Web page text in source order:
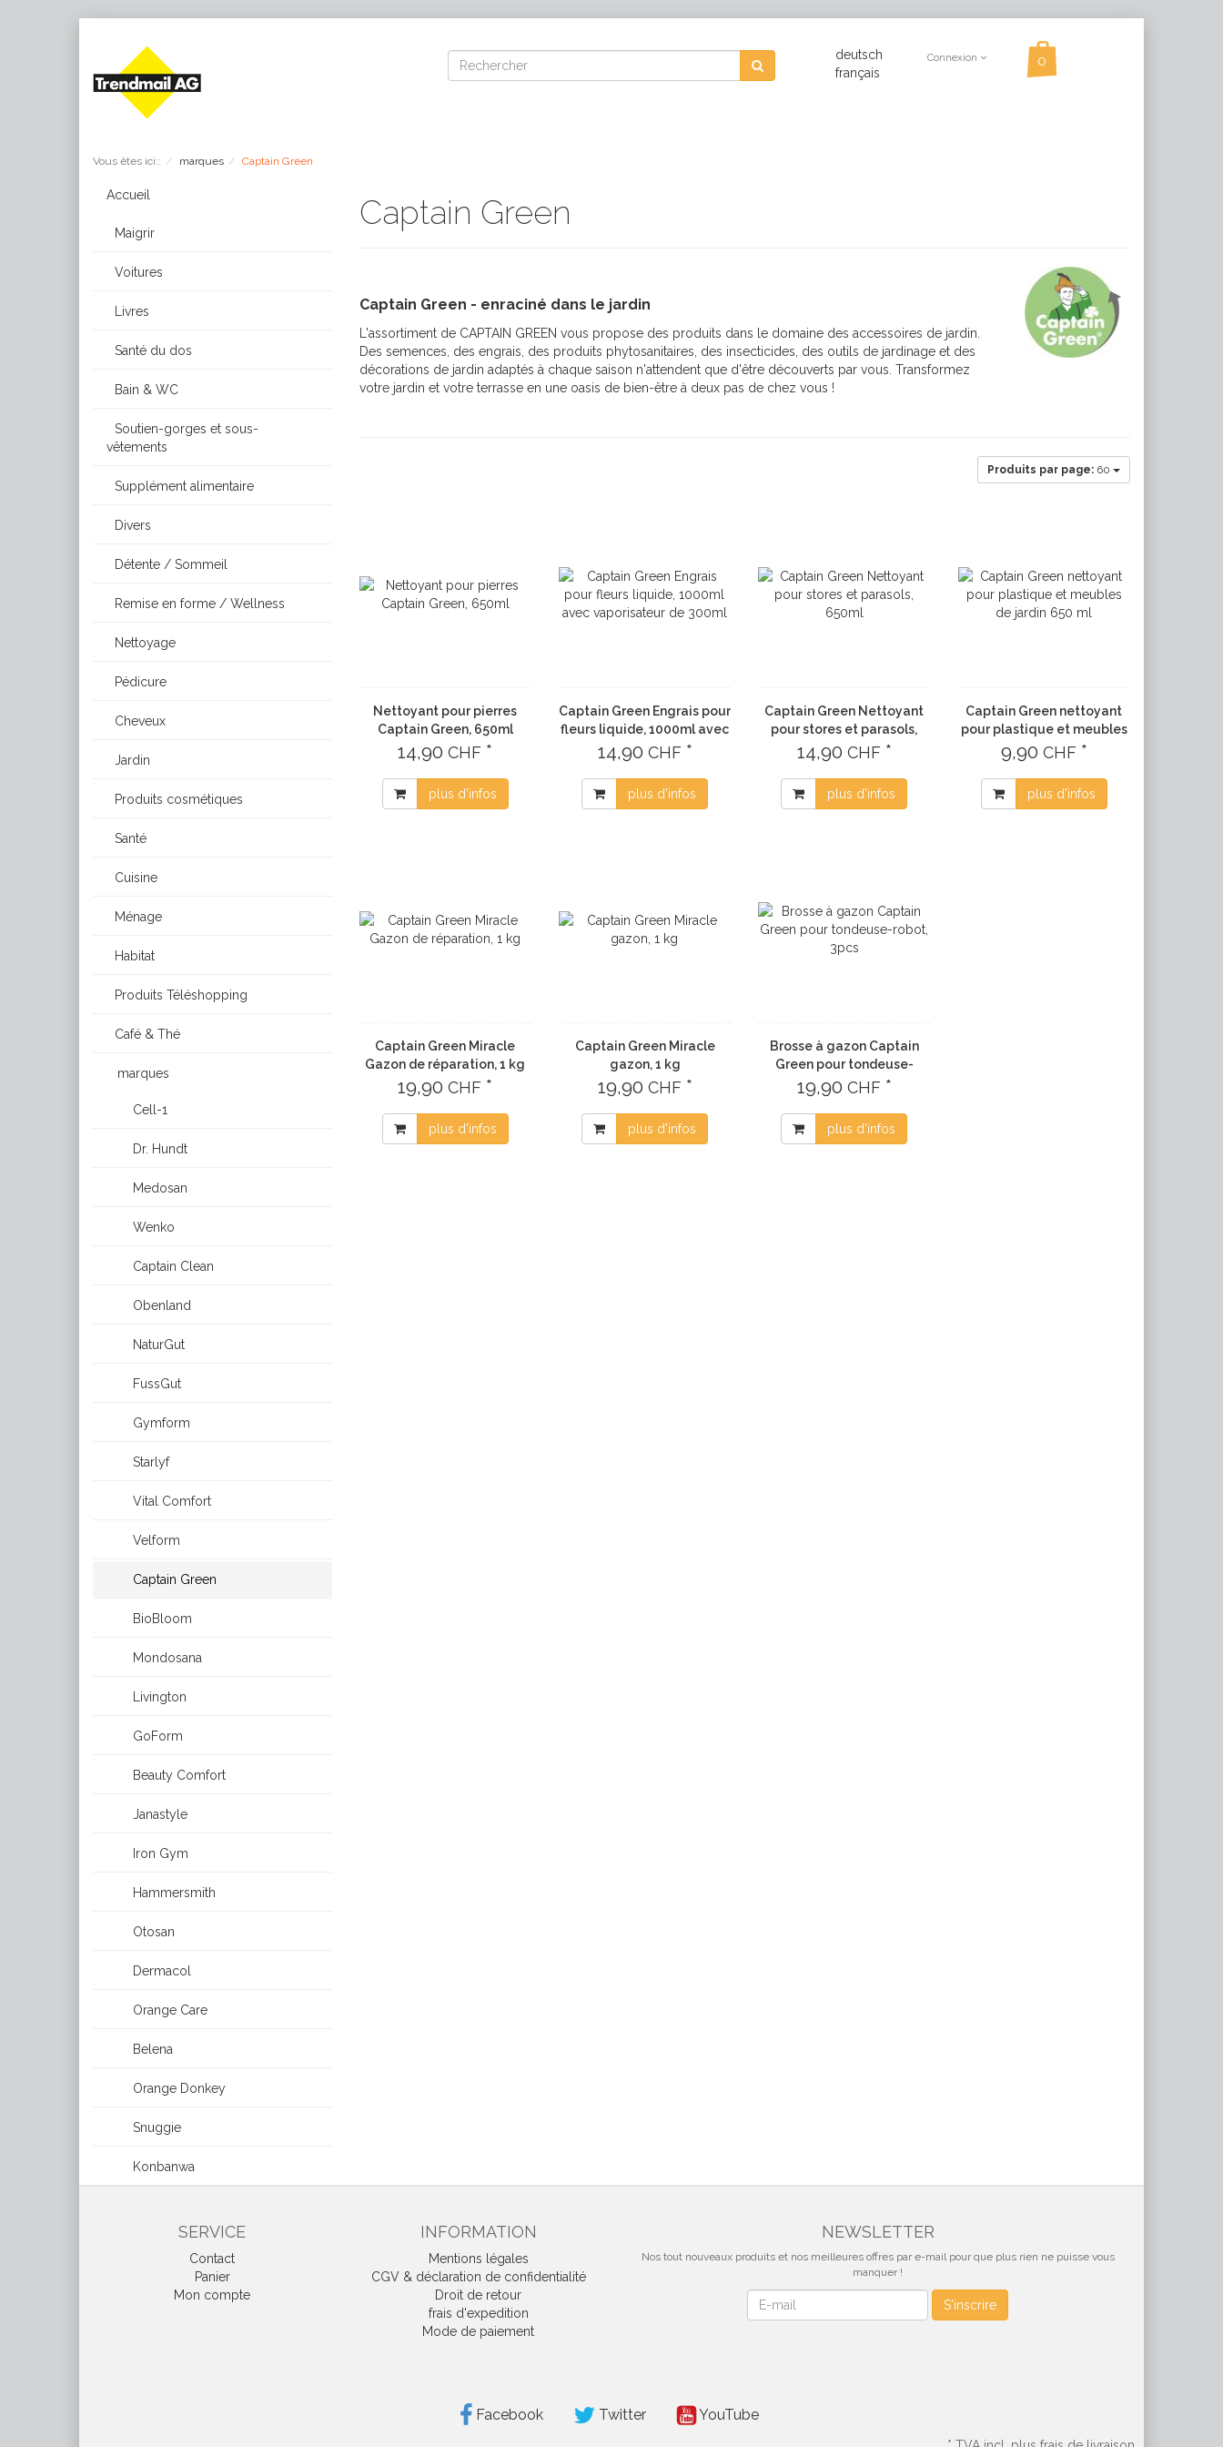
deutsch
français
Connexion
Vous êtes ici:: marques Captain Green
Accueil
Maigrir
Voitures
Livres
Santé du dos
Bain & WC
Soutien-gorges et sous-
vêtements
Supplément alimentaire
Divers
Détente / Sommeil
Remise en forme / Wellness
Nettoyage
Pédicure
Cheveux
Jardin
Produits cosmétiques
Santé
Cuisine
Ménage
Habitat
Produits Téléshopping
Café & Thé
marques
Cell-1
Dr. Hundt
Medosan
Wenko
Captain Clean
Obenland
NaturGut
FussGut
Gymform
Starlyf
Vital Comfort
Velform
Captain Green
BioBloom
Mondosana
Livington
GoForm
Beauty Comfort
Janastyle
Iron Gym
Hammersmith
Otosan
Dermacol
Orange Care
Belena
Orange Donkey
Snuggie
Konbanwa
Captain Green
Captain Green - enraciné dans le jardin
L'assortiment de CAPTAIN GREEN vous propose des produits dans le domaine des accessoires de jardin.
Des semences, des engrais, des produits phytosanitaires, des insecticides, des outils de jardinage et des
décorations de jardin adaptés à chaque saison n'attendent que d'être découverts par vous. Transformez
votre jardin et votre terrasse en une oasis de bien-être à deux pas de chez vous !
Produits par page: 60
Nettoyant pour pierres
Captain Green, 650ml
14,90CHF *
plus d'infos
Captain Green Engrais pour
fleurs liquide, 1000ml avec
vaporisateur de 300ml
14,90 CHF *
plus d'infos
Captain Green Nettoyant
pour stores et parasols,
650ml
14,90 CHF *
plus d'infos
Captain Green nettoyant
pour plastique et meubles
de jardin 650 ml
9,90 CHF *
plus d'infos
Captain Green Miracle
Gazon de réparation, 1 kg
19,90CHF *
plus d'infos
Captain Green Miracle
gazon, 1 kg
19,90 CHF *
plus d'infos
Brosse à gazon Captain
Green pour tondeuse-
robot, 3pcs
19,90 CHF *
plus d'infos
SERVICE
Contact
Panier
Mon compte
INFORMATION
Mentions légales
CGV & déclaration de confidentialité
Droit de retour
frais d'expedition
Mode de paiement
NEWSLETTER
Nos tout nouveaux produits et nos meilleures offres par e-mail pour que plus rien ne puisse vous
manquer !
Newsletter S'inscrire
Facebook Twitter YouTube